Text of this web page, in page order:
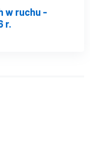
w ruchu -
r.